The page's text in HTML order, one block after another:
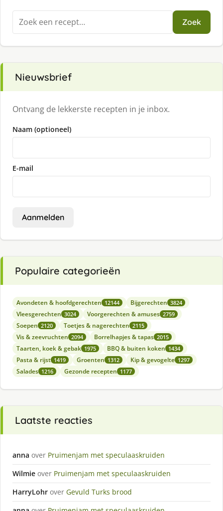
Zoeken
naar:
Zoek
Nieuwsbrief
Ontvang de lekkerste recepten in je inbox.
Naam (optioneel)
E-mail
Aanmelden
Populaire categorieën
Avondeten & hoofdgerechten 12144 Bijgerechten 3824
Vleesgerechten 3024 Voorgerechten & amuses 2759
Soepen 2120 Toetjes & nagerechten 2115
Vis & zeevruchten 2094 Borrelhapjes & tapas 2015
Taarten, koek & gebak 1975 BBQ & buiten koken 1434
Pasta & rijst 1419 Groenten 1312 Kip & gevogelte 1297
Salades 1216 Gezonde recepten 1177
Laatste reacties
anna over Pruimenjam met speculaaskruiden
Wilmie over Pruimenjam met speculaaskruiden
HarryLohr over Gevuld Turks brood